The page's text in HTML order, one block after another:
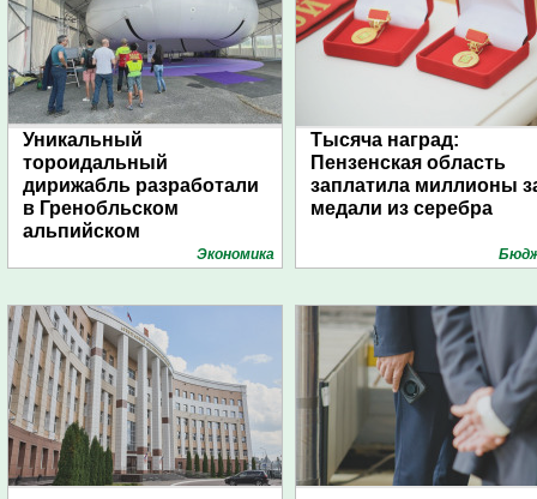
Уникальный
тороидальный
дирижабль разработали
в Гренобльском
альпийском
Экономика
Тысяча наград:
Пензенская область
заплатила миллионы
медали из серебра